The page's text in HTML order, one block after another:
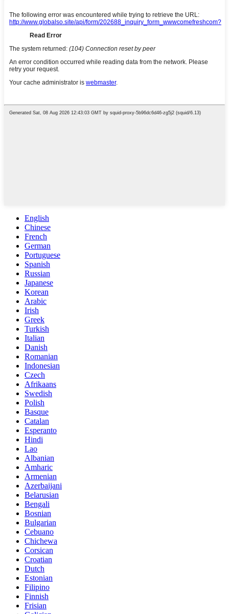
English
Chinese
French
German
Portuguese
Spanish
Russian
Japanese
Korean
Arabic
Irish
Greek
Turkish
Italian
Danish
Romanian
Indonesian
Czech
Afrikaans
Swedish
Polish
Basque
Catalan
Esperanto
Hindi
Lao
Albanian
Amharic
Armenian
Azerbaijani
Belarusian
Bengali
Bosnian
Bulgarian
Cebuano
Chichewa
Corsican
Croatian
Dutch
Estonian
Filipino
Finnish
Frisian